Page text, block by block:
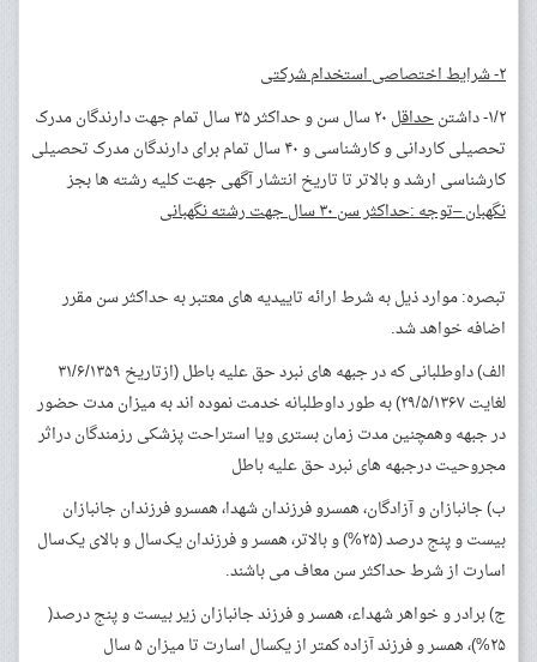
۲- شرایط اختصاصی استخدام شرکتی
۱/۲- داشتن
حداقل
۲۰ سال سن و حداکثر ۳۵ سال تمام جهت دارندگان مدرک
تحصیلی کاردانی و کارشناسی و ۴۰ سال تمام برای دارندگان مدرک تحصیلی
کارشناسی ارشد و بالاتر تا تاریخ انتشار آگهی جهت کلیه رشته ها بجز
نگهبان –توجه :حداکثر سن ۳۰ سال جهت رشته نگهبانی
تبصره: موارد ذیل به شرط ارائه تاییدیه های معتبر به حداکثر سن مقرر
اضافه خواهد شد.
الف) داوطلبانی که در جبهه های نبرد حق علیه باطل (ازتاریخ ۳۱/۶/۱۳۵۹
لغایت ۲۹/۵/۱۳۶۷) به طور داوطلبانه خدمت نموده اند به میزان مدت حضور
در جبهه وهمچنین مدت زمان بستری ویا استراحت پزشکی رزمندگان دراثر
مجروحیت درجبهه های نبرد حق علیه باطل
ب) جانبازان و آزادگان، همسرو فرزندان شهدا، همسرو فرزندان جانبازان
بیست و پنج درصد (۲۵%) و بالاتر، همسر و فرزندان یک‌سال و بالای یک‌سال
اسارت از شرط حداکثر سن معاف می باشند.
ج) برادر و خواهر شهداء، همسر و فرزند جانبازان زیر بیست و پنج درصد(
۲۵%)، همسر و فرزند آزاده کمتر از یکسال اسارت تا میزان ۵ سال